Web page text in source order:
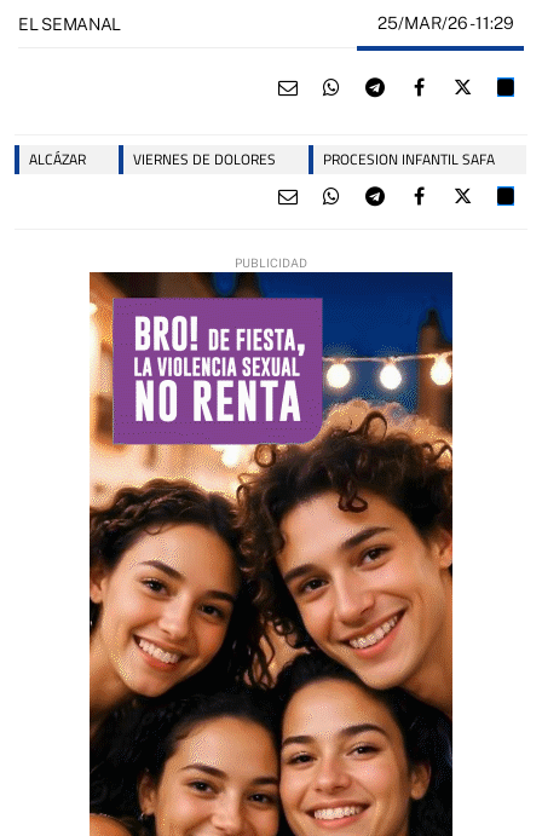
EL SEMANAL 25/MAR/26- 11:29
ALCÁZAR VIERNES DE DOLORES PROCESION INFANTIL SAFA